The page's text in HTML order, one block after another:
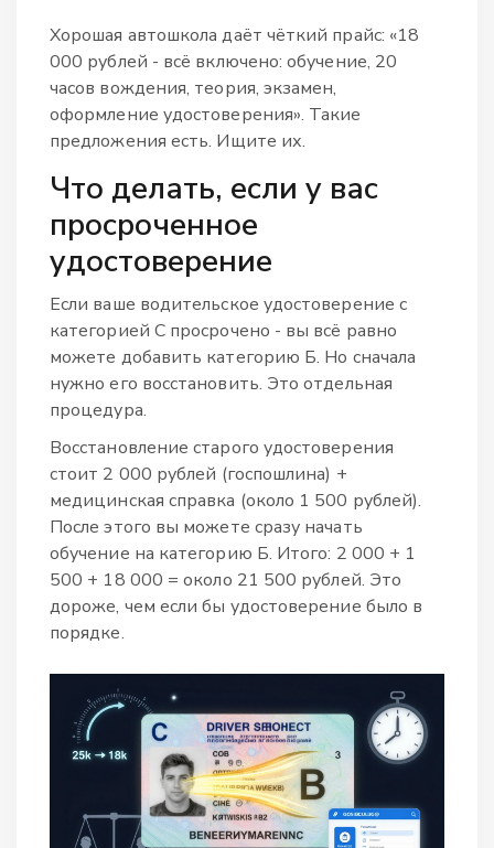
Хорошая автошкола даёт чёткий прайс: «18
000 рублей - всё включено: обучение, 20
часов вождения, теория, экзамен,
оформление удостоверения». Такие
предложения есть. Ищите их.
Что делать, если у вас
просроченное
удостоверение
Если ваше водительское удостоверение с
категорией С просрочено - вы всё равно
можете добавить категорию Б. Но сначала
нужно его восстановить. Это отдельная
процедура.
Восстановление старого удостоверения
стоит 2 000 рублей (госпошлина) +
медицинская справка (около 1 500 рублей).
После этого вы можете сразу начать
обучение на категорию Б. Итого: 2 000 + 1
500 + 18 000 = около 21 500 рублей. Это
дороже, чем если бы удостоверение было в
порядке.